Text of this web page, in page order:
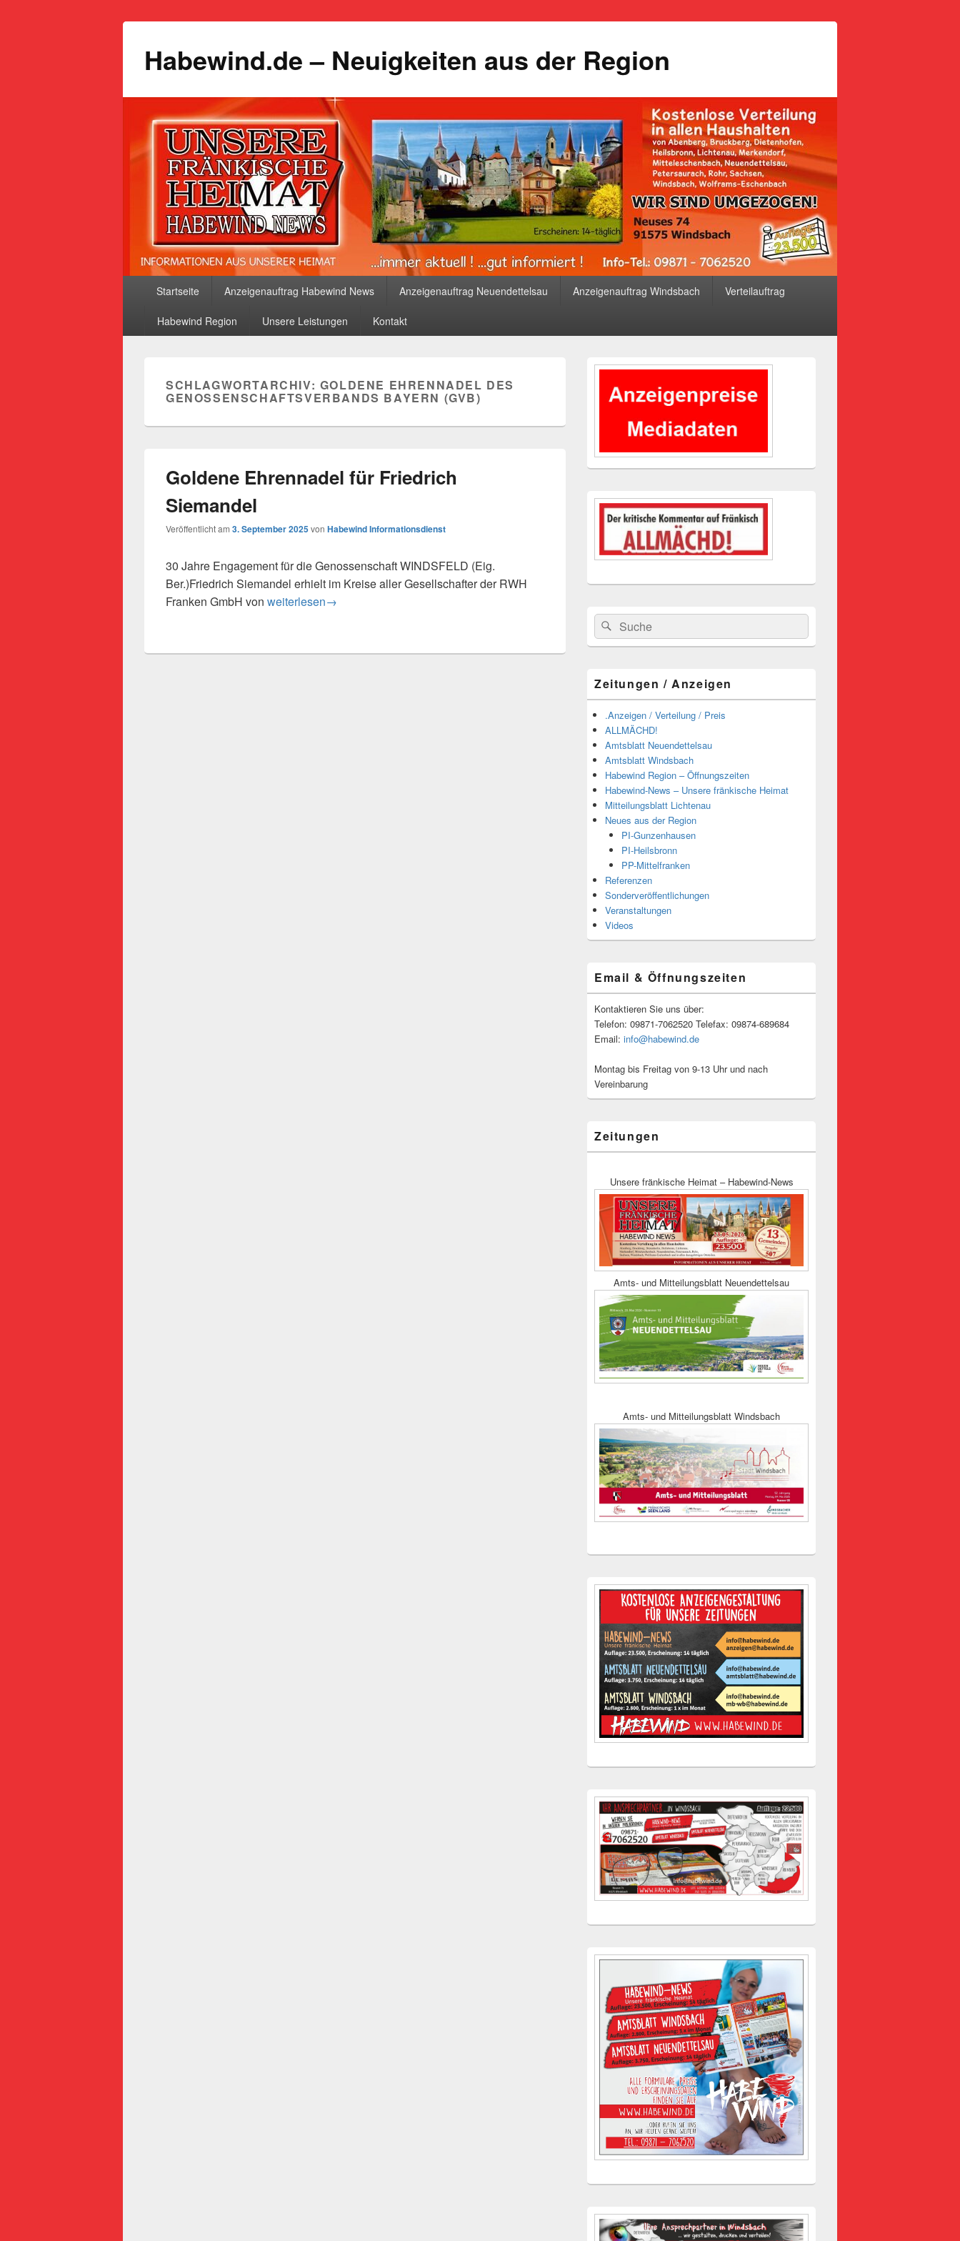
Habewind.de – Neuigkeiten aus der Region
Startseite Anzeigenauftrag Habewind News Anzeigenauftrag Neuendettelsau Anzeigenauftrag Windsbach Verteilauftrag
Habewind Region Unsere Leistungen Kontakt
SCHLAGWORTARCHIV: GOLDENE EHRENNADEL DES
GENOSSENSCHAFTSVERBANDS BAYERN (GVB)
Goldene Ehrennadel für Friedrich
Siemandel
Veröffentlicht am 3. September 2025von Habewind Informationsdienst
30 Jahre Engagement für die Genossenschaft WINDSFELD (Eig.
Ber.)Friedrich Siemandel erhielt im Kreise aller Gesellschafter der RWH
Franken GmbH von Goldene Ehrennadel für Friedrich Siemandel
weiterlesen→
Primärer
Widgetbereich
Suchen
nach:
Suchen
Zeitungen / Anzeigen
.Anzeigen / Verteilung / Preis
ALLMÄCHD!
Amtsblatt Neuendettelsau
Amtsblatt Windsbach
Habewind Region – Öffnungszeiten
Habewind-News – Unsere fränkische Heimat
Mitteilungsblatt Lichtenau
Neues aus der Region
PI-Gunzenhausen
PI-Heilsbronn
PP-Mittelfranken
Referenzen
Sonderveröffentlichungen
Veranstaltungen
Videos
Email & Öffnungszeiten
Kontaktieren Sie uns über:
Telefon: 09871-7062520 Telefax: 09874-689684
Email: info@habewind.de
Montag bis Freitag von 9-13 Uhr und nach
Vereinbarung
Zeitungen
Unsere fränkische Heimat – Habewind-News
Amts- und Mitteilungsblatt Neuendettelsau
Amts- und Mitteilungsblatt Windsbach